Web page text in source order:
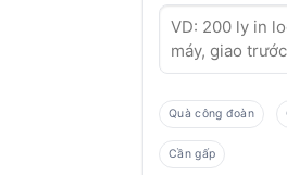
Quà công đoàn
Cần gấp